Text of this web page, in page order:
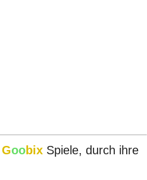
Goobix Spiele, durch ihre